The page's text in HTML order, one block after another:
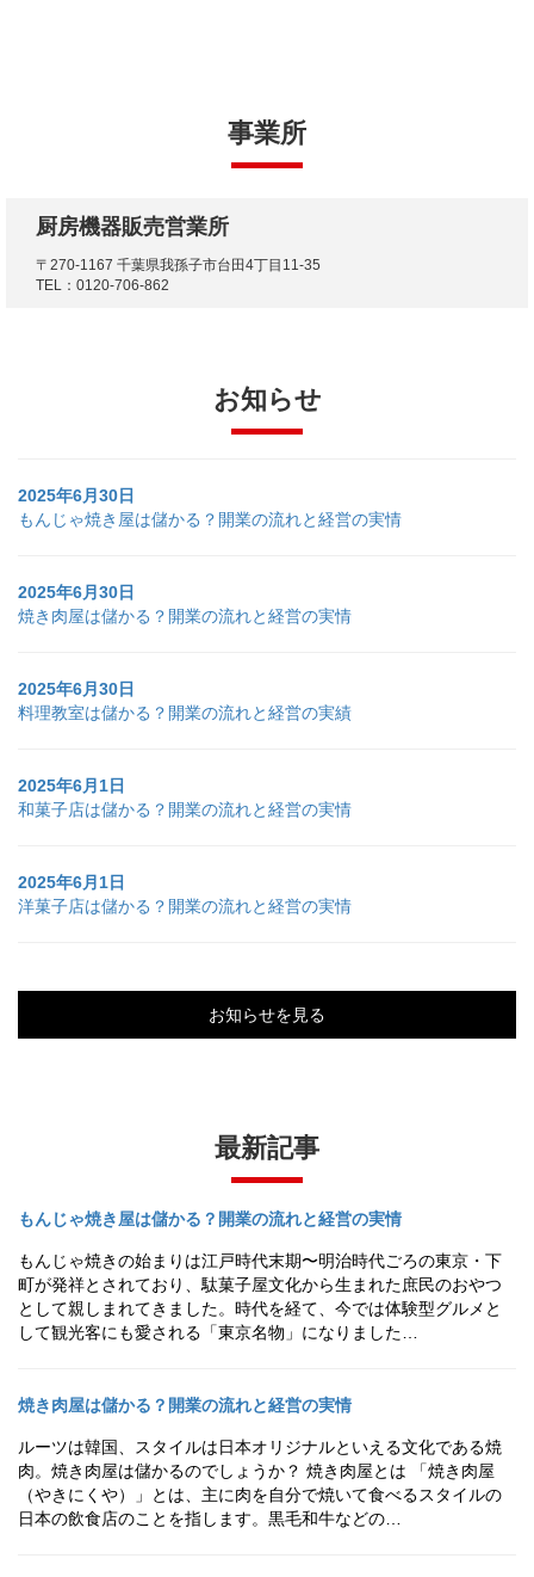
事業所
厨房機器販売営業所
〒270-1167 千葉県我孫子市台田4丁目11-35
TEL：0120-706-862
お知らせ
2025年6月30日
もんじゃ焼き屋は儲かる？開業の流れと経営の実情
2025年6月30日
焼き肉屋は儲かる？開業の流れと経営の実情
2025年6月30日
料理教室は儲かる？開業の流れと経営の実績
2025年6月1日
和菓子店は儲かる？開業の流れと経営の実情
2025年6月1日
洋菓子店は儲かる？開業の流れと経営の実情
お知らせを見る
最新記事
もんじゃ焼き屋は儲かる？開業の流れと経営の実情
もんじゃ焼きの始まりは江戸時代末期〜明治時代ごろの東京・下
町が発祥とされており、駄菓子屋文化から生まれた庶民のおやつ
として親しまれてきました。時代を経て、今では体験型グルメと
して観光客にも愛される「東京名物」になりました…
焼き肉屋は儲かる？開業の流れと経営の実情
ルーツは韓国、スタイルは日本オリジナルといえる文化である焼
肉。焼き肉屋は儲かるのでしょうか？ 焼き肉屋とは 「焼き肉屋
（やきにくや）」とは、主に肉を自分で焼いて食べるスタイルの
日本の飲食店のことを指します。黒毛和牛などの…